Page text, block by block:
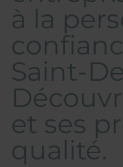
à la
Saint-
et ses
qualité.